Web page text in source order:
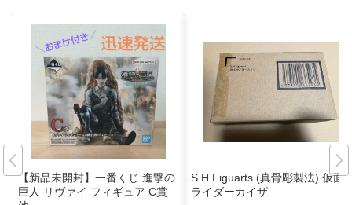
【新品未開封】一番くじ 進撃の
巨人 リヴァイ フィギュア C賞
S.H.Figuarts (真骨彫製法) 仮面
ライダーカイザ